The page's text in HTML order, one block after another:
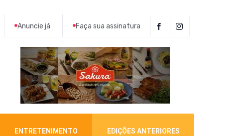
Anuncie já Faça sua assinatura
ENTRETENIMENTO EDIÇÕES ANTERIORES